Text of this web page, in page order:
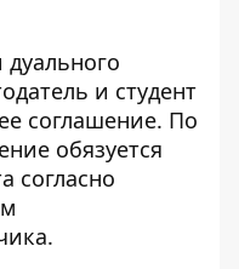
и студент
соглашение. По
обязуется
согласно